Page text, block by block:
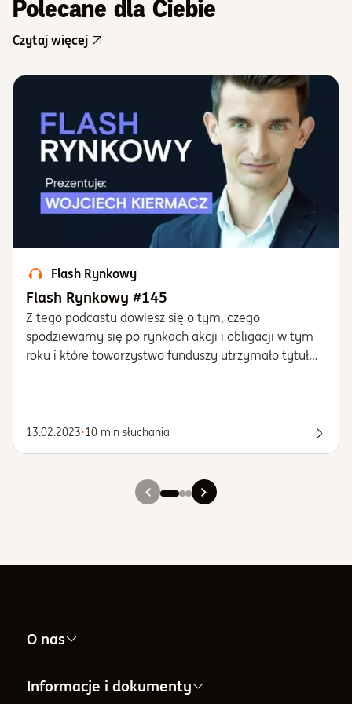
Polecane dla Ciebie
Czytaj więcej
Flash Rynkowy
Flash Rynkowy #145
​​​​​​​Z tego podcastu dowiesz się o tym, czego
spodziewamy się po rynkach akcji i obligacji w tym
roku i które towarzystwo funduszy utrzymało tytuł
13.02.2023•10 min słuchania
Slajd 1
Slajd 2
Slajd 3
O nas
Nasza firma
Informacje i dokumenty